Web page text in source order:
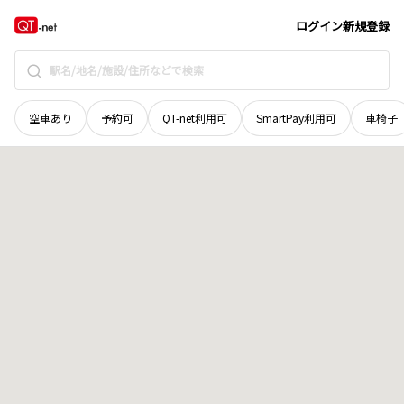
ログイン新規登録
空車あり 予約可 QT-net利用可 SmartPay利用可 車椅子
北海道